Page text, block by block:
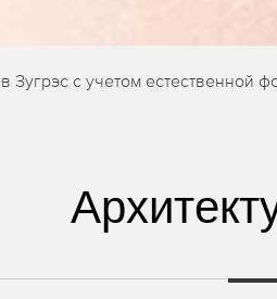
Зугрэс с учетом